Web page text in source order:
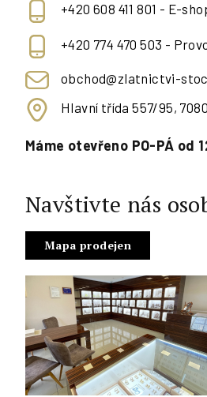
+420 608 411 801 - E-
+420 774 470 503 -
obchod@zlatnictvi-
Hlavní třída 557/95,
Máme otevřeno PO-PÁ od
Navštivte nás
Mapa prodejen